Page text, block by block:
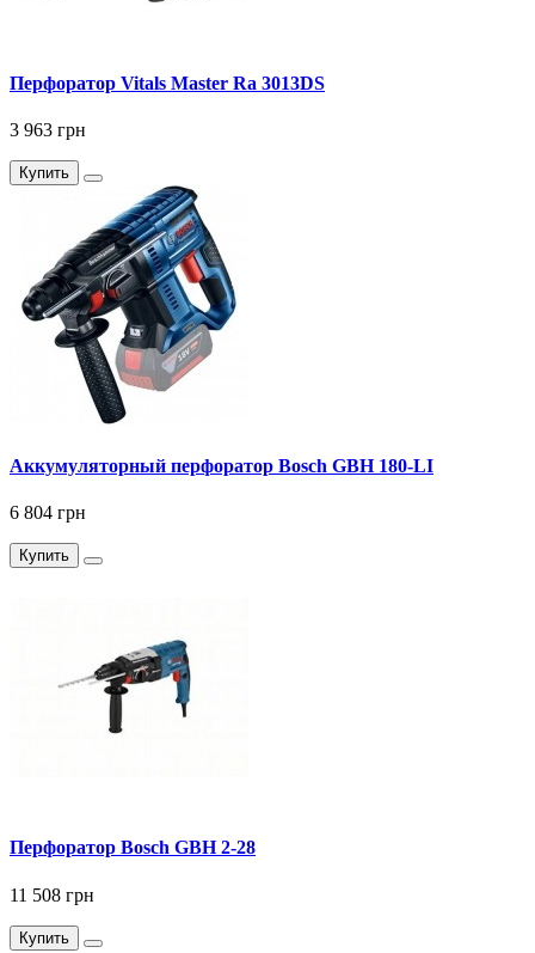
Перфоратор Vitals Master Ra 3013DS
3 963 грн
Купить
Аккумуляторный перфоратор Bosch GBH 180-LI
6 804 грн
Купить
Перфоратор Bosch GBH 2-28
11 508 грн
Купить